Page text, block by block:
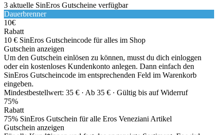
3 aktuelle SinEros Gutscheine verfügbar
Dauerbrenner
10€
Rabatt
10 € SinEros Gutscheincode für alles im Shop
Gutschein anzeigen
Um den Gutschein einlösen zu können, musst du dich einloggen
oder ein kostenloses Kundenkonto anlegen. Dann einfach den
SinEros Gutscheincode im entsprechenden Feld im Warenkorb
eingeben.
Mindestbestellwert: 35 € · Ab 35 € · Gültig bis auf Widerruf
75%
Rabatt
75% SinEros Gutschein für alle Eros Veneziani Artikel
Gutschein anzeigen